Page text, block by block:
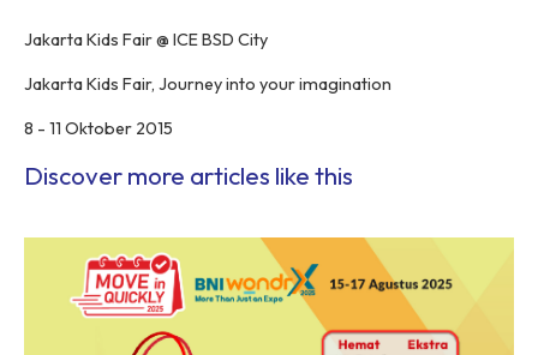
Jakarta Kids Fair @ ICE BSD City
Jakarta Kids Fair, Journey into your imagination
8 - 11 Oktober 2015
Discover more articles like this